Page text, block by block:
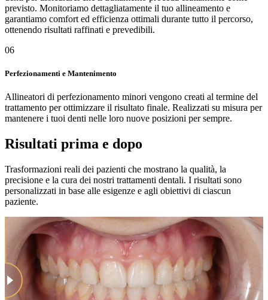
previsto. Monitoriamo dettagliatamente il tuo allineamento e
garantiamo comfort ed efficienza ottimali durante tutto il percorso,
ottenendo risultati raffinati e prevedibili.
06
Perfezionamenti e Mantenimento
Allineatori di perfezionamento minori vengono creati al termine del
trattamento per ottimizzare il risultato finale. Realizzati su misura per
mantenere i tuoi denti nelle loro nuove posizioni per sempre.
Risultati prima e dopo
Trasformazioni reali dei pazienti che mostrano la qualità, la
precisione e la cura dei nostri trattamenti dentali. I risultati sono
personalizzati in base alle esigenze e agli obiettivi di ciascun
paziente.